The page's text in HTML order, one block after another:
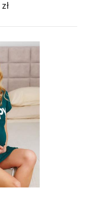
zł